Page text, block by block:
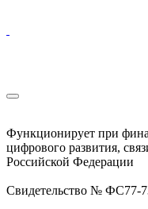
Функционирует при
цифрового развития,
Российской Федерации
Свидетельство № ФС77-